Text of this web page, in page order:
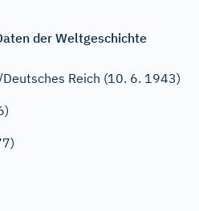
der Weltgeschichte
Reich (10. 6. 1943)